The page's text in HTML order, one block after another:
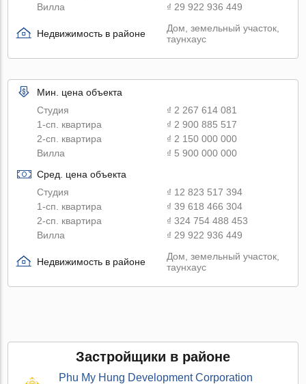
Вилла
₫ 29 922 936 449
Недвижимость в районе
Дом, земельный участок,
таунхаус
Мин. цена объекта
Студия
₫ 2 267 614 081
1-сп. квартира
₫ 2 900 885 517
2-сп. квартира
₫ 2 150 000 000
Вилла
₫ 5 900 000 000
Сред. цена объекта
Студия
₫ 12 823 517 394
1-сп. квартира
₫ 39 618 466 304
2-сп. квартира
₫ 324 754 488 453
Вилла
₫ 29 922 936 449
Недвижимость в районе
Дом, земельный участок,
таунхаус
Застройщики в районе
Phu My Hung Development Corporation